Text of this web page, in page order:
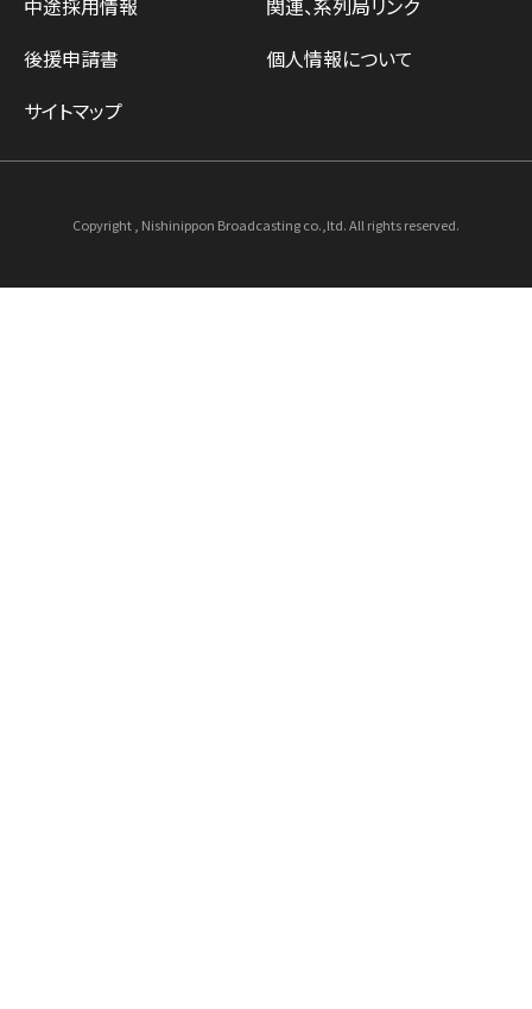
後援申請書
個人情報について
サイトマップ
Copyright , Nishinippon Broadcasting co.,ltd. All rights reserved.